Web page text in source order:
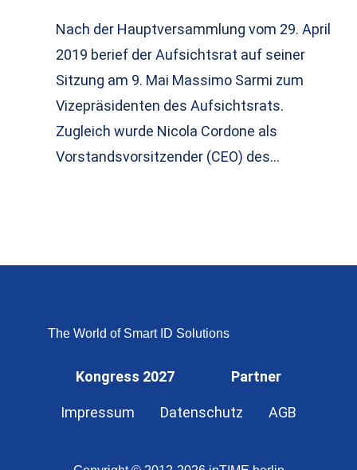
Nach der Hauptversammlung vom 29. April
2019 berief der Aufsichtsrat auf seiner
Sitzung am 9. Mai Massimo Sarmi zum
Vizepräsidenten des Aufsichtsrats.
Zugleich wurde Nicola Cordone als
Vorstandsvorsitzender (CEO) des…
The World of Smart ID Solutions
Kongress 2027 Partner
Impressum Datenschutz AGB